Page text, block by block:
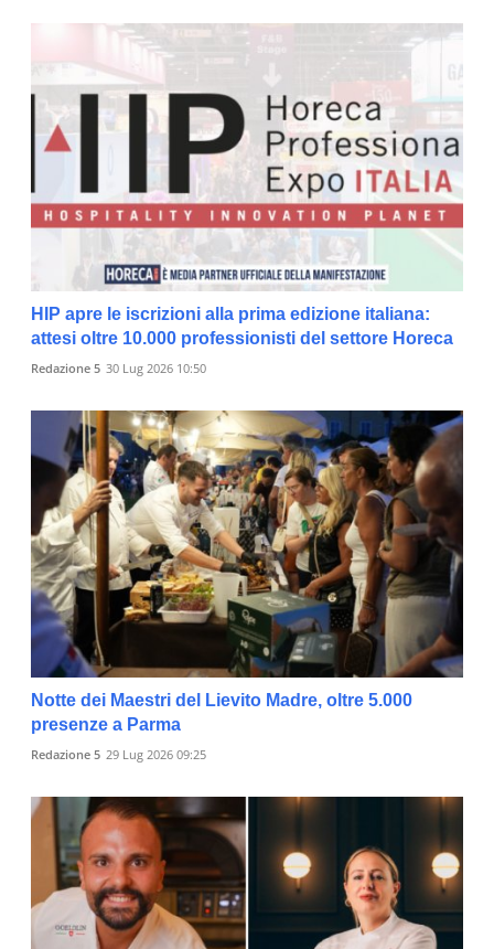
HIP apre le iscrizioni alla prima edizione italiana:
attesi oltre 10.000 professionisti del settore Horeca
Redazione 5 30 Lug 2026 10:50
Notte dei Maestri del Lievito Madre, oltre 5.000
presenze a Parma
Redazione 5 29 Lug 2026 09:25